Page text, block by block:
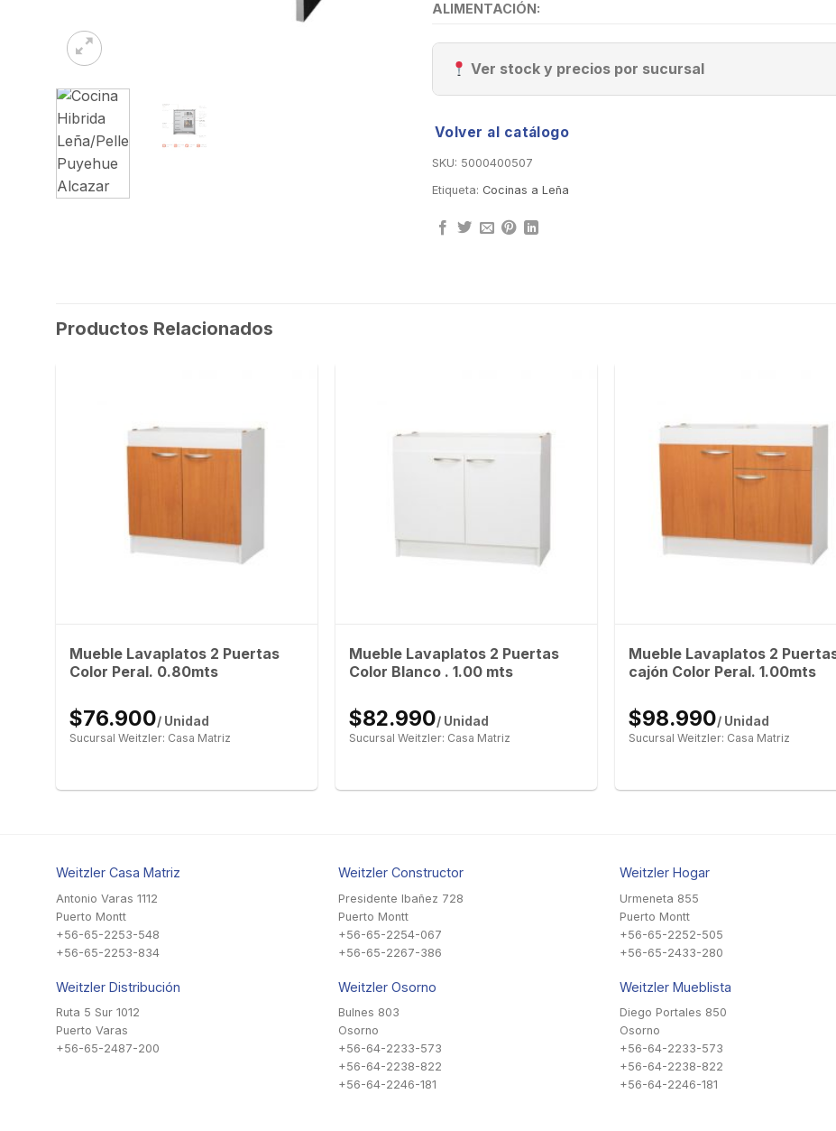
ALIMENTACIÓN:
Ver stock y precios por sucursal
Volver al catálogo
SKU: 5000400507
Etiqueta: Cocinas a Leña
Productos Relacionados
Mueble Lavaplatos 2 Puertas
Color Peral. 0.80mts
$76.900/ Unidad
Sucursal Weitzler: Casa Matriz
Mueble Lavaplatos 2 Puertas
Color Blanco . 1.00 mts
$82.990/ Unidad
Sucursal Weitzler: Casa Matriz
Mueble Lavaplatos 2 Puertas
cajón Color Peral. 1.00mts
$98.990/ Unidad
Sucursal Weitzler: Casa Matriz
Weitzler Casa Matriz
Antonio Varas 1112
Puerto Montt
+56-65-2253-548
+56-65-2253-834
Weitzler Distribución
Ruta 5 Sur 1012
Puerto Varas
+56-65-2487-200
Weitzler Constructor
Presidente Ibañez 728
Puerto Montt
+56-65-2254-067
+56-65-2267-386
Weitzler Osorno
Bulnes 803
Osorno
+56-64-2233-573
+56-64-2238-822
+56-64-2246-181
Weitzler Hogar
Urmeneta 855
Puerto Montt
+56-65-2252-505
+56-65-2433-280
Weitzler Mueblista
Diego Portales 850
Osorno
+56-64-2233-573
+56-64-2238-822
+56-64-2246-181